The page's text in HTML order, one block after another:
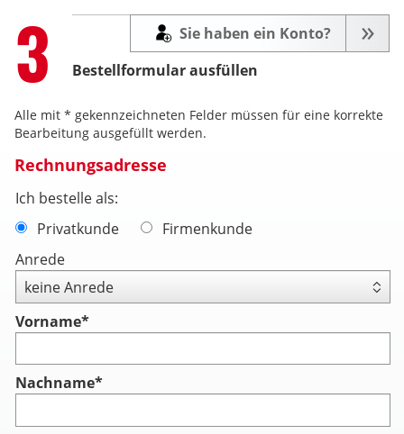
Step
3 Bestellformular ausfüllen
Sie haben ein Konto?
Alle mit * gekennzeichneten Felder müssen für eine korrekte
Bearbeitung ausgefüllt werden.
Rechnungsadresse
Ich bestelle als:
Privatkunde
Firmenkunde
Anrede
Vorname*
Nachname*